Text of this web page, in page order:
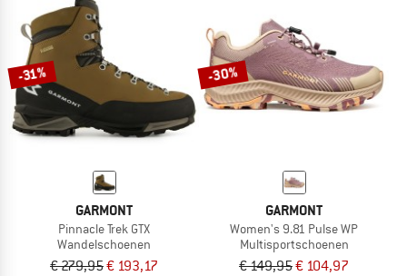
-31%
GARMONT
Pinnacle Trek GTX
Wandelschoenen
€ 279,95€ 193,17
-30%
GARMONT
Women's 9.81 Pulse WP
Multisportschoenen
€ 149,95€ 104,97